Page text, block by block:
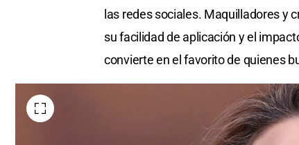
las redes sociales. Maquilladores y
su facilidad de aplicación y el
convierte en el favorito de quienes